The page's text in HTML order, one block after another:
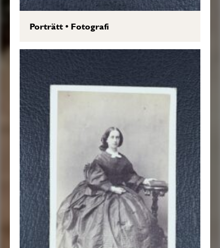
Porträtt• Fotografi